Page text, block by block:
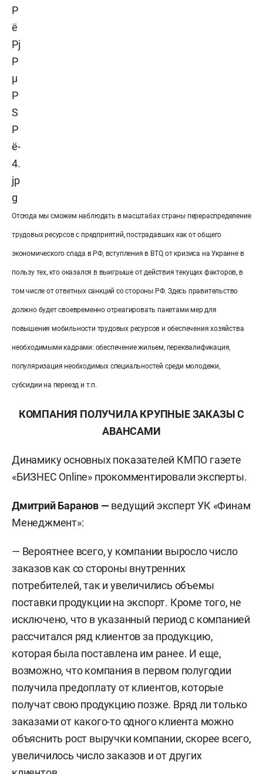
Отсюда мы сможем наблюдать в масштабах страны перераспределение
трудовых ресурсов с предприятий, пострадавших как от общего
экономического спада в РФ, вступления в ВТО, от кризиса на Украине в
пользу тех, кто оказался в выигрыше от действия текущих факторов, в
том числе от ответных санкций со стороны РФ. Здесь правительство
должно будет своевременно отреагировать пакетами мер для
повышения мобильности трудовых ресурсов и обеспечения хозяйства
необходимыми кадрами: обеспечение жильем, переквалификация,
популяризация необходимых специальностей среди молодежи,
субсидии на переезд и т.п.
КОМПАНИЯ ПОЛУЧИЛА КРУПНЫЕ ЗАКАЗЫ С
АВАНСАМИ
Динамику основных показателей КМПО газете
«БИЗНЕС Online» прокомментировали эксперты.
Дмитрий Баранов — ведущий эксперт УК «Финам
Менеджмент»:
— Вероятнее всего, у компании выросло число
заказов как со стороны внутренних
потребителей, так и увеличились объемы
поставки продукции на экспорт. Кроме того, не
исключено, что в указанный период с компанией
рассчитался ряд клиентов за продукцию,
которая была поставлена им ранее. И еще,
возможно, что компания в первом полугодии
получила предоплату от клиентов, которые
получат свою продукцию позже. Вряд ли только
заказами от какого-то одного клиента можно
объяснить рост выручки компании, скорее всего,
увеличилось число заказов и от других